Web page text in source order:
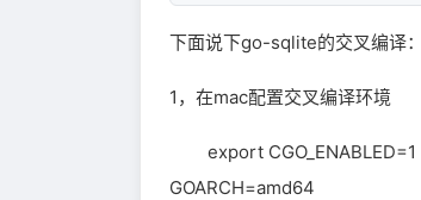
下面说下go-sqlite的交叉编译：
1，在mac配置交叉编译环境
export
GOARCH=amd64